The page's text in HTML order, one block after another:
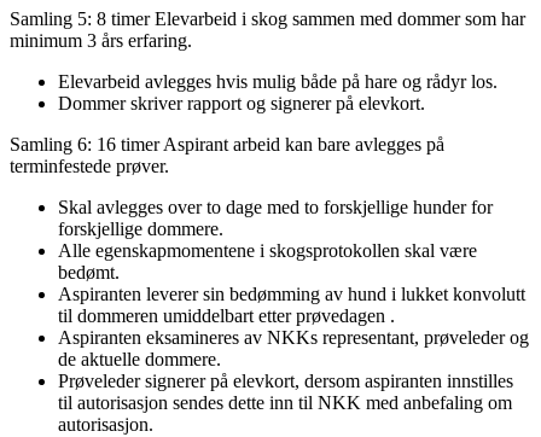
Samling 5: 8 timer Elevarbeid i skog sammen med dommer som har
minimum 3 års erfaring.
Elevarbeid avlegges hvis mulig både på hare og rådyr los.
Dommer skriver rapport og signerer på elevkort.
Samling 6: 16 timer Aspirant arbeid kan bare avlegges på
terminfestede prøver.
Skal avlegges over to dage med to forskjellige hunder for
forskjellige dommere.
Alle egenskapmomentene i skogsprotokollen skal være
bedømt.
Aspiranten leverer sin bedømming av hund i lukket konvolutt
til dommeren umiddelbart etter prøvedagen .
Aspiranten eksamineres av NKKs representant, prøveleder og
de aktuelle dommere.
Prøveleder signerer på elevkort, dersom aspiranten innstilles
til autorisasjon sendes dette inn til NKK med anbefaling om
autorisasjon.